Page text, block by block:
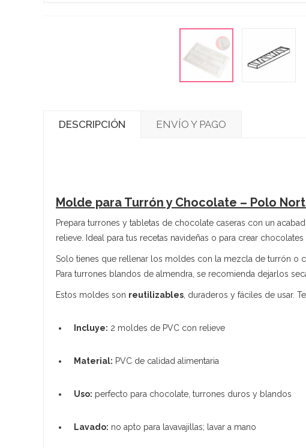
DESCRIPCIÓN ENVÍO Y PAGO
Molde para Turrón y Chocolate – Polo
Prepara turrones y tabletas de chocolate caseras con un
relieve. Ideal para tus recetas navideñas o para crear
Solo tienes que rellenar los moldes con la mezcla de turrón o
Para turrones blandos de almendra, se recomienda dejarlos
Estos moldes son reutilizables , duraderos y fáciles de usar.
Incluye: 2 moldes de PVC con relieve
Material: PVC de calidad alimentaria
Uso: perfecto para chocolate, turrones duros y blandos
Lavado: no apto para lavavajillas; lavar a mano